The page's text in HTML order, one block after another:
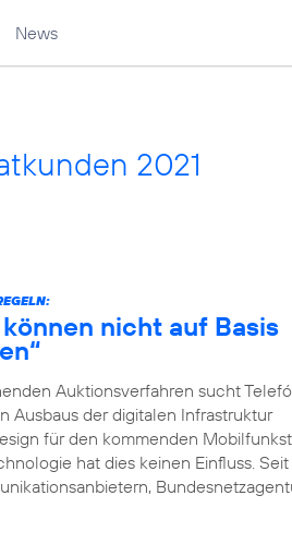
News
2021
nicht auf Basis
Auktionsverfahren sucht
Ausbaus der digitalen Infrastruktur
für den kommenden
hat dies keinen Einfluss.